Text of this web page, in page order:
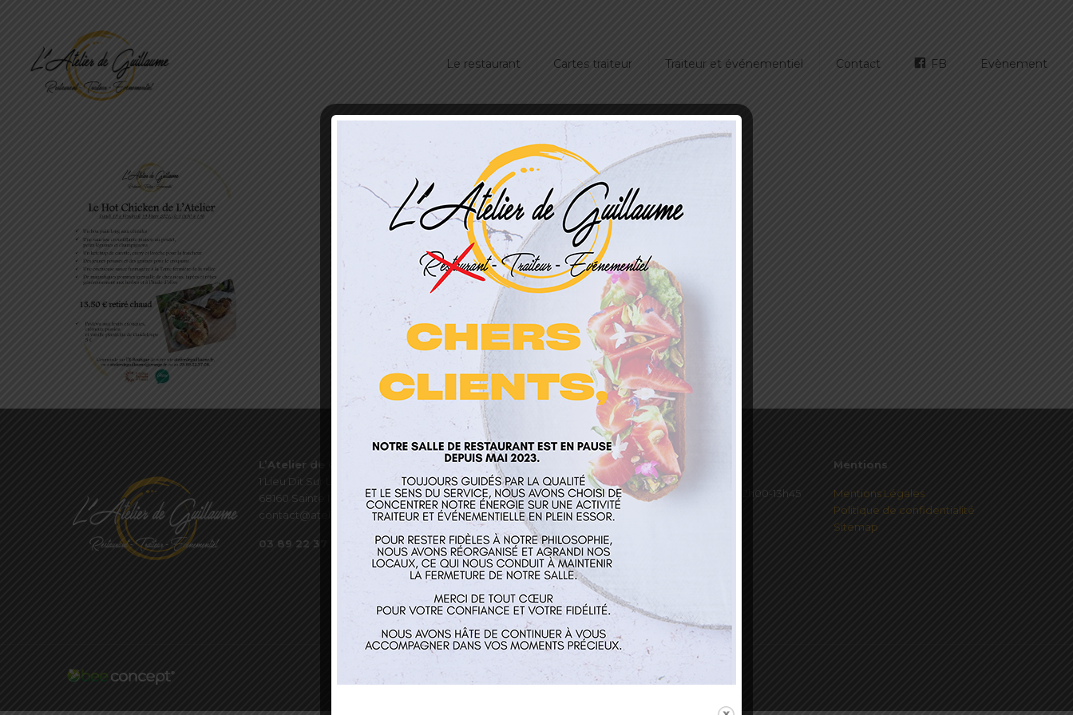
Le restaurant Cartes traiteur Traiteur et événementiel Contact FB Evènement
L’Atelier de Guillaume
1 Lieu Dit Sur Les Prés
68160 Sainte Marie Aux Mines
contact@atelierdeguillaume.fr
03 89 22 37 08
Nos services
Restaurant
Traiteur et événementiel
Contact
Horaires
Mardi au Vendredi 12h00-13h45
Mentions
Mentions Légales
Politique de confidentialité
Sitemap